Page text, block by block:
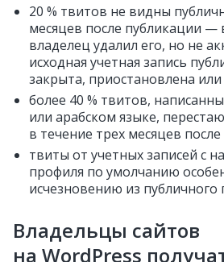
20 % твитов не видны
месяцев после публикации —
владелец удалил его, но не
исходная учетная запись
закрыта, приостановлена ​​или
более 40 % твитов,
или арабском языке,
в течение трех месяцев
твиты от учетных записей с
профиля по умолчанию
исчезновению из публичного
Владельцы сайтов
на WordPress